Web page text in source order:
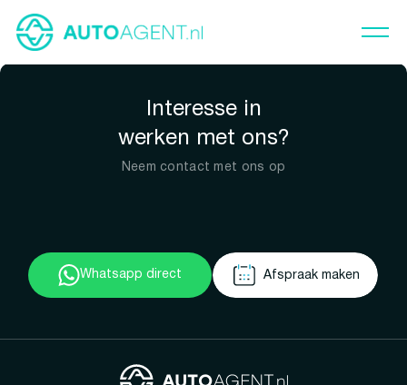
Interesse in
werken met ons?
Neem contact met ons op
Whatsapp direct Afspraak maken